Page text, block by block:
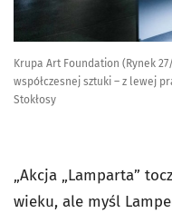
Krupa Art Foundation (Rynek
współczesnej sztuki – z lewej
Stokłosy
„Akcja „Lamparta”
wieku, ale myśl